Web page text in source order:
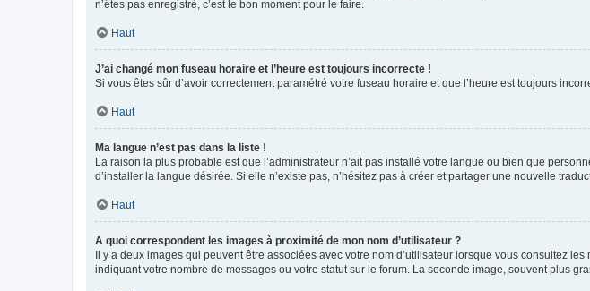
n’êtes pas enregistré, c’est le bon moment pour le faire.
Haut
J’ai changé mon fuseau horaire et l’heure est toujours incorrecte !
Si vous êtes sûr d’avoir correctement paramétré votre fuseau horaire et que l’heure est toujours
Haut
Ma langue n’est pas dans la liste !
La raison la plus probable est que l’administrateur n’ait pas installé votre langue ou bien que
d’installer la langue désirée. Si elle n’existe pas, n’hésitez pas à créer et partager une nouvelle
Haut
A quoi correspondent les images à proximité de mon nom d’utilisateur ?
Il y a deux images qui peuvent être associées avec votre nom d’utilisateur lorsque vous consultez
indiquant votre nombre de messages ou votre statut sur le forum. La seconde image, souvent plus